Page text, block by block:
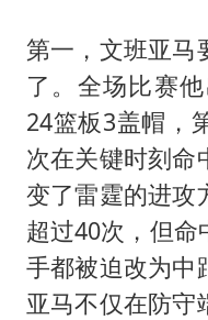
第一，文班亚马
了。全场比赛
24篮板3盖帽，
次在关键时刻命
变了雷霆的进攻
超过40次，但命
手都被迫改为中
亚马不仅在防守